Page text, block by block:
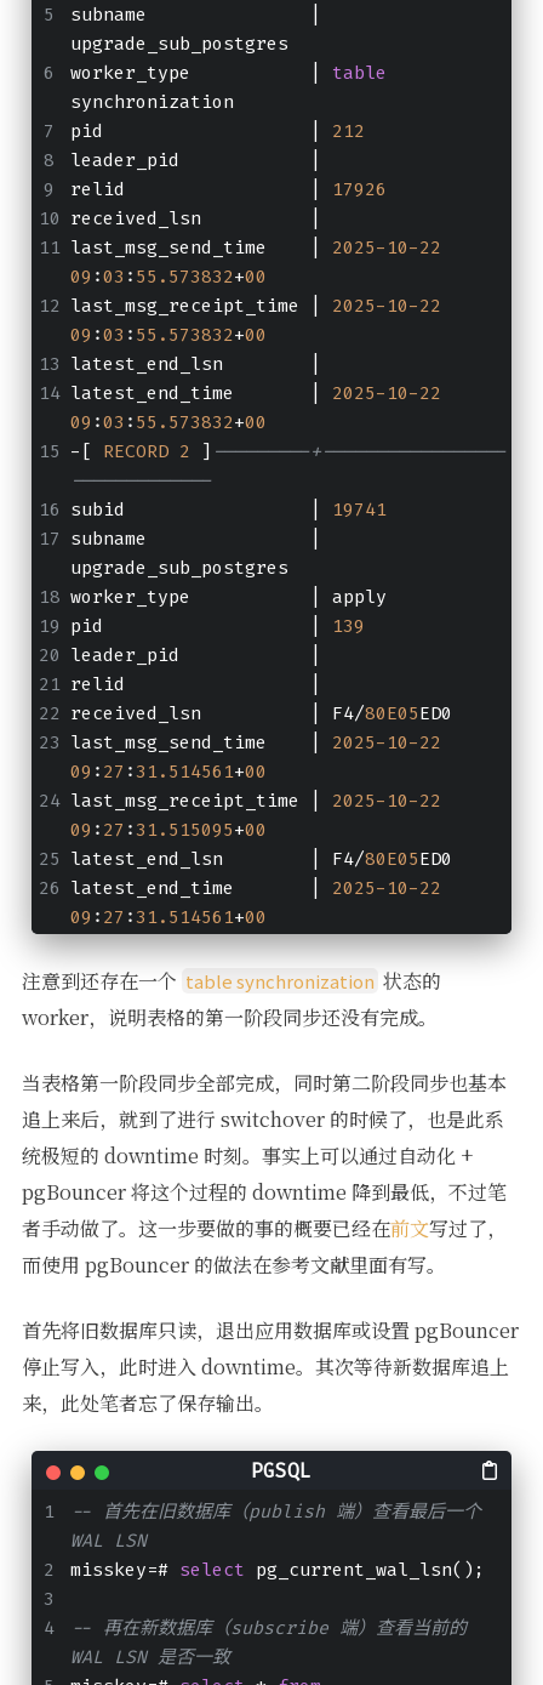
subname               |
upgrade_sub_postgres
worker_type           | table
synchronization
pid                   | 212
leader_pid            |
relid                 |
17926
received_lsn          |
last_msg_send_time    | 2025-10-22
09 :03 : 55.573832+00
last_msg_receipt_time | 2025-10-22
09 :03 : 55.573832+00
latest_end_lsn        |
latest_end_time       | 2025-10-22
09 :03 : 55.573832+00
-[ RECORD 2 ] ---------+-----------------
-------------
subid                 |
19741
subname               |
upgrade_sub_postgres
worker_type           | apply
pid                   |
139
leader_pid            |
relid                 |
received_lsn          | F4/80E05ED0
last_msg_send_time    | 2025-10-22
09 : 27 :31.514561+00
last_msg_receipt_time | 2025-10-22
09 : 27 :31.515095+00
latest_end_lsn        | F4/80E05ED0
latest_end_time       | 2025-10-22
09 : 27 :31.514561+00
注意到还存在一个 table synchronization 状态的
worker，说明表格的第一阶段同步还没有完成。
当表格第一阶段同步全部完成，同时第二阶段同步也基本
追上来后，就到了进行 switchover 的时候了，也是此系
统极短的 downtime 时刻。事实上可以通过自动化 +
pgBouncer 将这个过程的 downtime 降到最低，不过笔
者手动做了。这一步要做的事的概要已经在前文写过了，
而使用 pgBouncer 的做法在参考文献里面有写。
首先将旧数据库只读，退出应用数据库或设置 pgBouncer
停止写入，此时进入 downtime。其次等待新数据库追上
来，此处笔者忘了保存输出。
-- 首先在旧数据库（publish 端）查看最后一个
WAL LSN
misskey=# select pg_current_wal_lsn();
-- 再在新数据库（subscribe 端）查看当前的
WAL LSN 是否一致